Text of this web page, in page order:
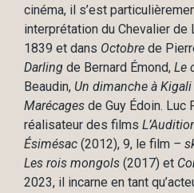
cinéma, il s’est
interprétation du Chevalier
1839 et dans Octobre de
Darling de Bernard Émond, Le
Beaudin, Un dimanche à Kigali
Marécages de Guy Édoin.
réalisateur des films
Ésimésac (2012), 9, le film –
Les rois mongols (2017) et
2023, il incarne en tant